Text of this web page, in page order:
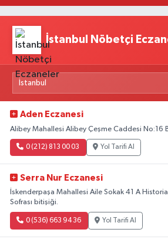
İstanbul Nöbetçi
Aden Eczanesi
Alibey Mahallesi Alibey Çeşme Caddesi No:16
0 (212) 813 00 03 Yol Tarifi Al
Serra Nur Eczanesi
İskenderpaşa Mahallesi Aile Sokak 41 A
Sofrası bitişiği.
0 (536) 663 94 36 Yol Tarifi Al